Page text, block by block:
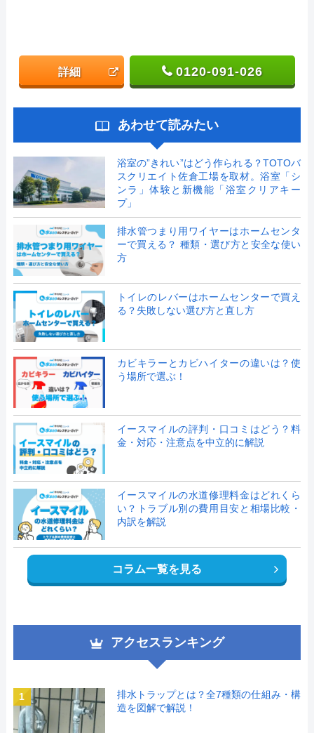
詳細 0120-091-026
あわせて読みたい
浴室の”きれい”はどう作られる？TOTOバ
スクリエイト佐倉工場を取材。浴室「シ
ンラ」体験と新機能「浴室クリアキー
プ」
排水管つまり用ワイヤーはホームセンタ
ーで買える？ 種類・選び方と安全な使い
方
トイレのレバーはホームセンターで買え
る？失敗しない選び方と直し方
カビキラーとカビハイターの違いは？使
う場所で選ぶ！
イースマイルの評判・口コミはどう？料
金・対応・注意点を中立的に解説
イースマイルの水道修理料金はどれくら
い？トラブル別の費用目安と相場比較・
内訳を解説
コラム一覧を見る
アクセスランキング
1
排水トラップとは？全7種類の仕組み・構
造を図解で解説！